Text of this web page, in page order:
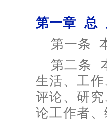
第一章 总
第一条
第二条
生活、工
评论、研
论工作者